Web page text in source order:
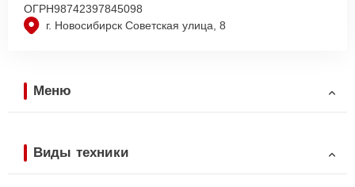
г. Новосибирск Советская улица, 8
ОГРН98742397845098
Меню
Виды техники